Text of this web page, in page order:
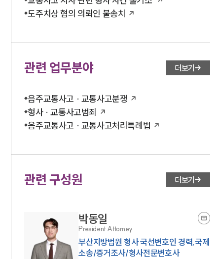
도주치상 혐의 의뢰인 불송치
관련 업무분야 더보기
음주교통사고 · 교통사고분쟁
형사 · 교통사고범죄
음주교통사고 · 교통사고처리특례법
관련 구성원 더보기
박동일
President Attorney
부산지방법원 형사 국선변호인 경력,국제
소송/증거조사/형사전문변호사